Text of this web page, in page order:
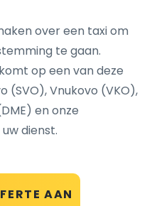
AAN
over een taxi om
te gaan.
op een van deze
(SVO), Vnukovo (VKO),
en onze
dienst.